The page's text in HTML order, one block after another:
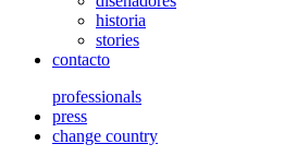
historia
stories
contacto
professionals
press
change country